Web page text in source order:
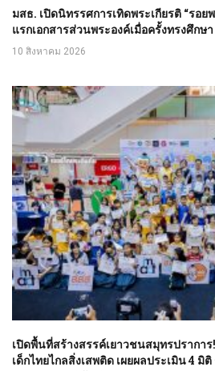
มสธ. เปิดนิทรรศการเทิดพระเกียรติ “รอย
แรกเอกสารส่วนพระองค์เมื่อครั้งทรงศึกษ
10 สิงหาคม 2026
เปิดพื้นที่สร้างสรรค์เยาวชนสมุทรปรากา
เด็กไทยไกลสิ่งเสพติด เผยผลประเมิน 4 มิ